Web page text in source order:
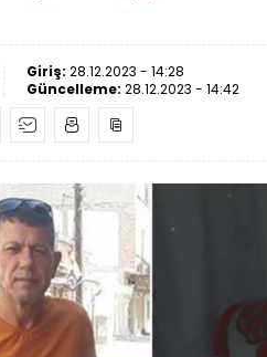
Giriş: 28.12.2023 - 14:28
Güncelleme: 28.12.2023 - 14:42